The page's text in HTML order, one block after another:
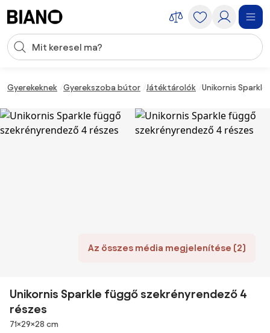
Keresési bevitel
Gyerekeknek Gyerekszoba bútor Játéktárolók Unikornis
Az összes média megjelenítése (2)
Unikornis Sparkle függő szekrényrendező 4
részes
Méretek
71×29×28 cm